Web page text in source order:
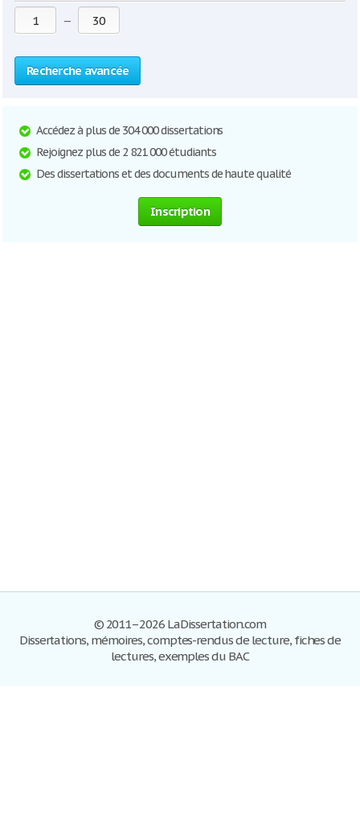
—
Recherche avancée
Accédez à plus de 304 000 dissertations
Rejoignez plus de 2 821 000 étudiants
Des dissertations et des documents de haute qualité
Inscription
© 2011–2026 LaDissertation.com
Dissertations, mémoires, comptes-rendus de lecture, fiches de
lectures, exemples du BAC